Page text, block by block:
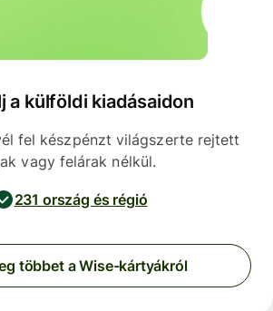
a külföldi kiadásaidon
fel készpénzt világszerte rejtett
vagy felárak nélkül.
231 ország és régió
többet a Wise-kártyákról